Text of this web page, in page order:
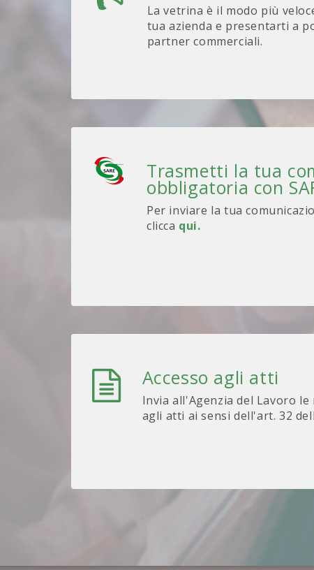
La vetrina è il modo più
tua azienda e presentarti a
partner commerciali.
Trasmetti la tua
obbligatoria con
Per inviare la tua
clicca qui.
Accesso agli atti
Invia all'Agenzia del Lavoro le
agli atti ai sensi dell'art. 32